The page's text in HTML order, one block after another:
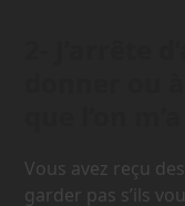
Vous avez reçu
garder pas s’ils